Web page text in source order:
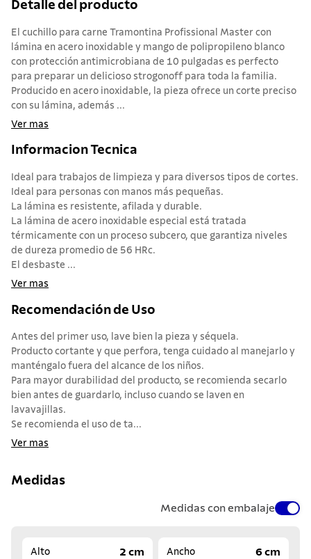
Detalle del producto
El cuchillo para carne Tramontina Profissional Master con
lámina en acero inoxidable y mango de polipropileno blanco
con protección antimicrobiana de 10 pulgadas es perfecto
para preparar un delicioso strogonoff para toda la familia.
Producido en acero inoxidable, la pieza ofrece un corte preciso
con su lámina, además ...
Ver mas
Informacion Tecnica
Ideal para trabajos de limpieza y para diversos tipos de cortes.
Ideal para personas con manos más pequeñas.
La lámina es resistente, afilada y durable.
La lámina de acero inoxidable especial está tratada
térmicamente con un proceso subcero, que garantiza niveles
de dureza promedio de 56 HRc.
El desbaste ...
Ver mas
Recomendación de Uso
Antes del primer uso, lave bien la pieza y séquela.
Producto cortante y que perfora, tenga cuidado al manejarlo y
manténgalo fuera del alcance de los niños.
Para mayor durabilidad del producto, se recomienda secarlo
bien antes de guardarlo, incluso cuando se laven en
lavavajillas.
Se recomienda el uso de ta...
Ver mas
Medidas
Medidas con embalaje
Alto 2 cm Ancho 6 cm